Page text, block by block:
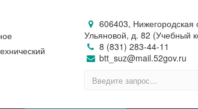
606403, Нижегородская
Ульяновой, д. 82 (Учебный
8 (831) 283-44-11
btt_suz@mail.52gov.ru